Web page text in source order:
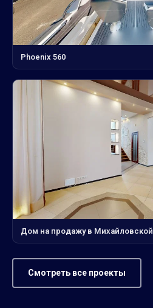
Phoenix 560
Дом на продажу в
Смотреть все проекты